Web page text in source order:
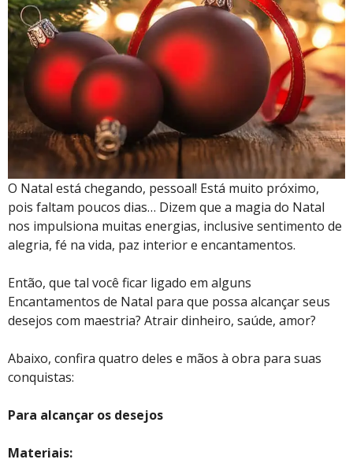
O Natal está chegando, pessoal! Está muito próximo,
pois faltam poucos dias… Dizem que a magia do Natal
nos impulsiona muitas energias, inclusive sentimento de
alegria, fé na vida, paz interior e encantamentos.
Então, que tal você ficar ligado em alguns
Encantamentos de Natal para que possa alcançar seus
desejos com maestria? Atrair dinheiro, saúde, amor?
Abaixo, confira quatro deles e mãos à obra para suas
conquistas:
Para alcançar os desejos
Materiais: